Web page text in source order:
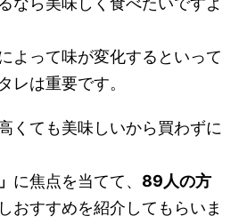
よって味が変化するといって
レは重要です。
くても美味しいから買わずに
に焦点を当てて、 89人の方
おすすめを紹介してもらいま